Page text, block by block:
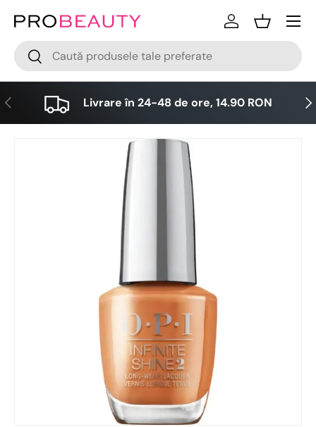
Sari la conținut
Cǎutare
Cǎutare
LogareCos
Meniu
Anterior Livrare în 24-48 de ore, 14.90 RON